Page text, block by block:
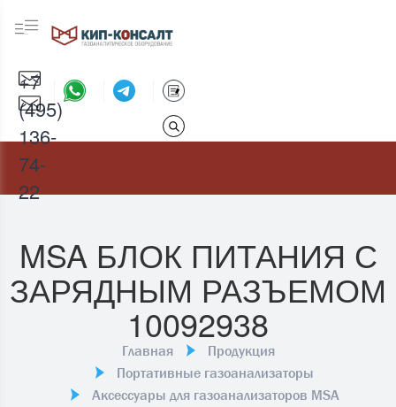
+7
(495)
136-
74-
22
MSA БЛОК ПИТАНИЯ С
ЗАРЯДНЫМ РАЗЪЕМОМ
10092938
Главная
Продукция
Портативные газоанализаторы
Аксессуары для газоанализаторов MSA